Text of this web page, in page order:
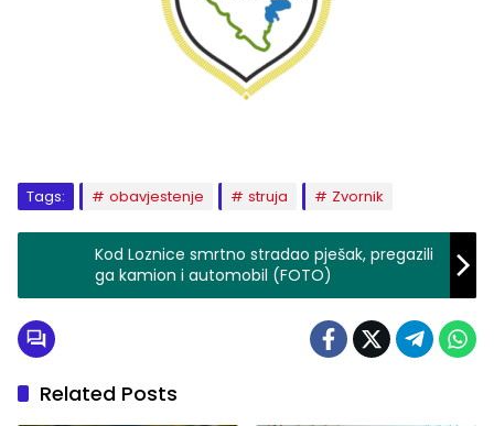
Tags: obavjestenje struja Zvornik
Kod Loznice smrtno stradao pješak, pregazili
ga kamion i automobil (FOTO)
Related Posts